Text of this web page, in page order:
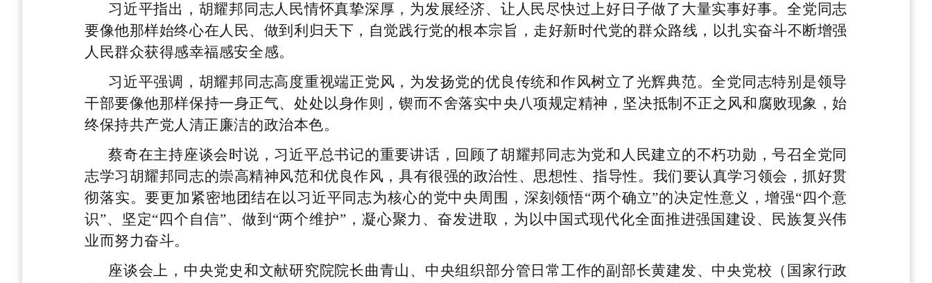
习近平指出，胡耀邦同志人民情怀真挚深厚，为发展经济、让人民尽快过上好日子做了大量实事好事。全党同志
要像他那样始终心在人民、做到利归天下，自觉践行党的根本宗旨，走好新时代党的群众路线，以扎实奋斗不断增强
人民群众获得感幸福感安全感。
习近平强调，胡耀邦同志高度重视端正党风，为发扬党的优良传统和作风树立了光辉典范。全党同志特别是领导
干部要像他那样保持一身正气、处处以身作则，锲而不舍落实中央八项规定精神，坚决抵制不正之风和腐败现象，始
终保持共产党人清正廉洁的政治本色。
蔡奇在主持座谈会时说，习近平总书记的重要讲话，回顾了胡耀邦同志为党和人民建立的不朽功勋，号召全党同
志学习胡耀邦同志的崇高精神风范和优良作风，具有很强的政治性、思想性、指导性。我们要认真学习领会，抓好贯
彻落实。要更加紧密地团结在以习近平同志为核心的党中央周围，深刻领悟“两个确立”的决定性意义，增强“四个意
识”、坚定“四个自信”、做到“两个维护”，凝心聚力、奋发进取，为以中国式现代化全面推进强国建设、民族复兴伟
业而努力奋斗。
座谈会上，中央党史和文献研究院院长曲青山、中央组织部分管日常工作的副部长黄建发、中央党校（国家行政